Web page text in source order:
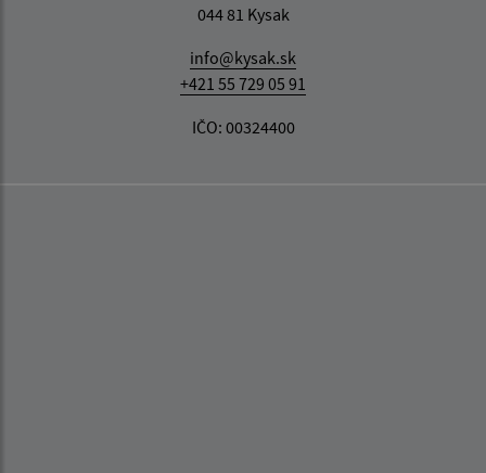
044 81 Kysak
info@kysak.sk
+421 55 729 05 91
IČO: 00324400